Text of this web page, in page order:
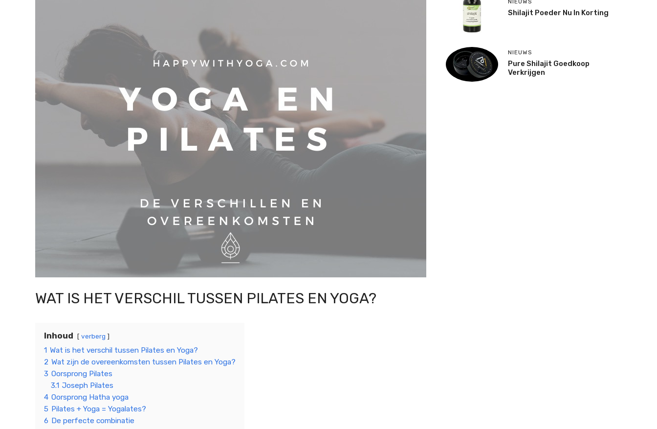
WAT IS HET VERSCHIL TUSSEN PILATES EN YOGA?
Inhoud verberg
1 Wat is het verschil tussen Pilates en Yoga?
2 Wat zijn de overeenkomsten tussen Pilates en Yoga?
3 Oorsprong Pilates
3.1 Joseph Pilates
4 Oorsprong Hatha yoga
5 Pilates + Yoga = Yogalates?
6 De perfecte combinatie
NIEUWS
Shilajit Poeder Nu In Korting
NIEUWS
Pure Shilajit Goedkoop
Verkrijgen